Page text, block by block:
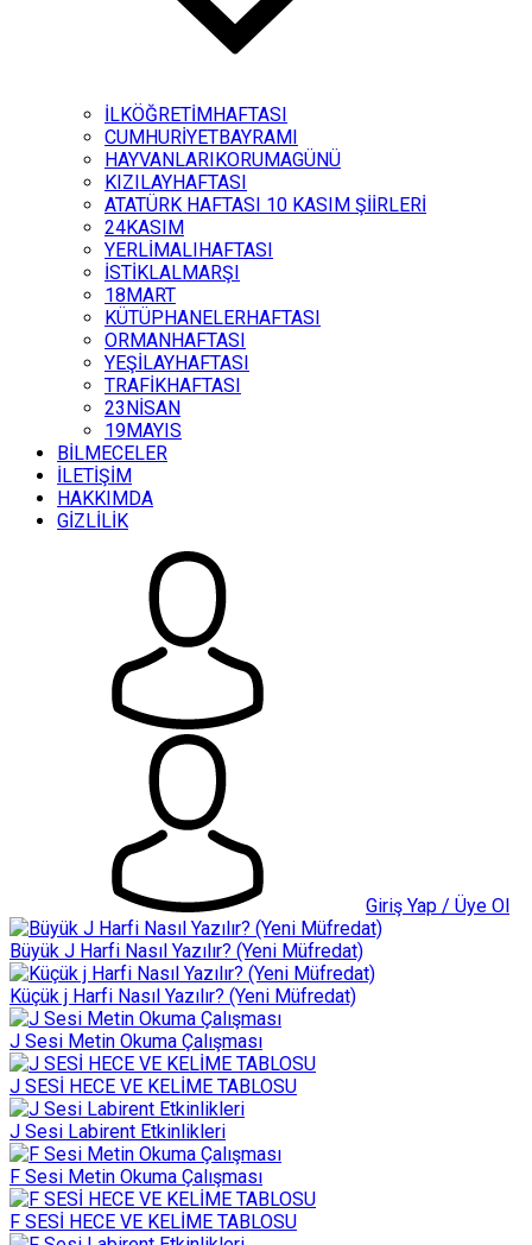
İLKÖĞRETİMHAFTASI
CUMHURİYETBAYRAMI
HAYVANLARIKORUMAGÜNÜ
KIZILAYHAFTASI
ATATÜRK HAFTASI 10 KASIM ŞİİRLERİ
24KASIM
YERLİMALIHAFTASI
İSTİKLALMARŞI
18MART
KÜTÜPHANELERHAFTASI
ORMANHAFTASI
YEŞİLAYHAFTASI
TRAFİKHAFTASI
23NİSAN
19MAYIS
BİLMECELER
İLETİŞİM
HAKKIMDA
GİZLİLİK
Giriş Yap / Üye Ol
Büyük J Harfi Nasıl Yazılır? (Yeni Müfredat)
Küçük j Harfi Nasıl Yazılır? (Yeni Müfredat)
J Sesi Metin Okuma Çalışması
J SESİ HECE VE KELİME TABLOSU
J Sesi Labirent Etkinlikleri
F Sesi Metin Okuma Çalışması
F SESİ HECE VE KELİME TABLOSU